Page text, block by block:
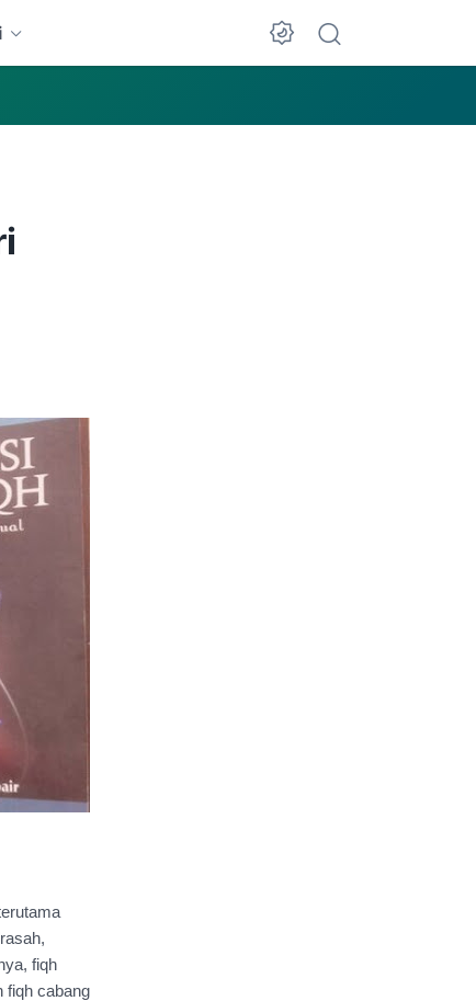
Dark Mode
fiqh
fiqh cabang